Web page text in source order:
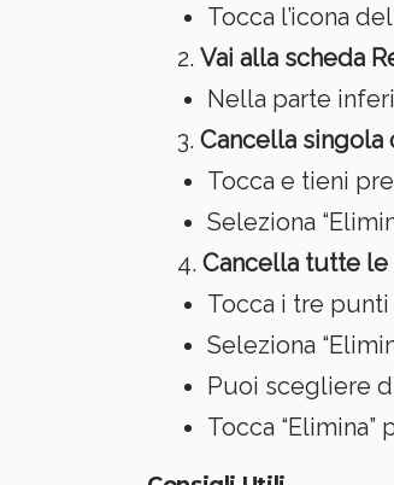
Tocca l’icona
Vai alla scheda
Nella parte
Cancella singola
Tocca e tieni
Seleziona
Cancella tutte le
Tocca i tre punti
Seleziona
Puoi scegliere
Tocca “Elimina”